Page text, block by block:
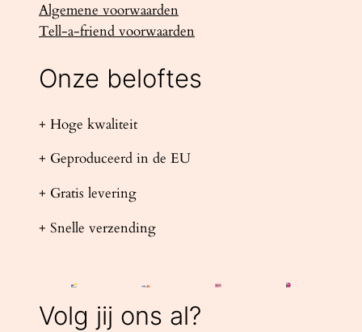
Algemene voorwaarden
Tell-a-friend voorwaarden
Onze beloftes
+ Hoge kwaliteit
+ Geproduceerd in de EU
+ Gratis levering
+ Snelle verzending
Volg jij ons al?